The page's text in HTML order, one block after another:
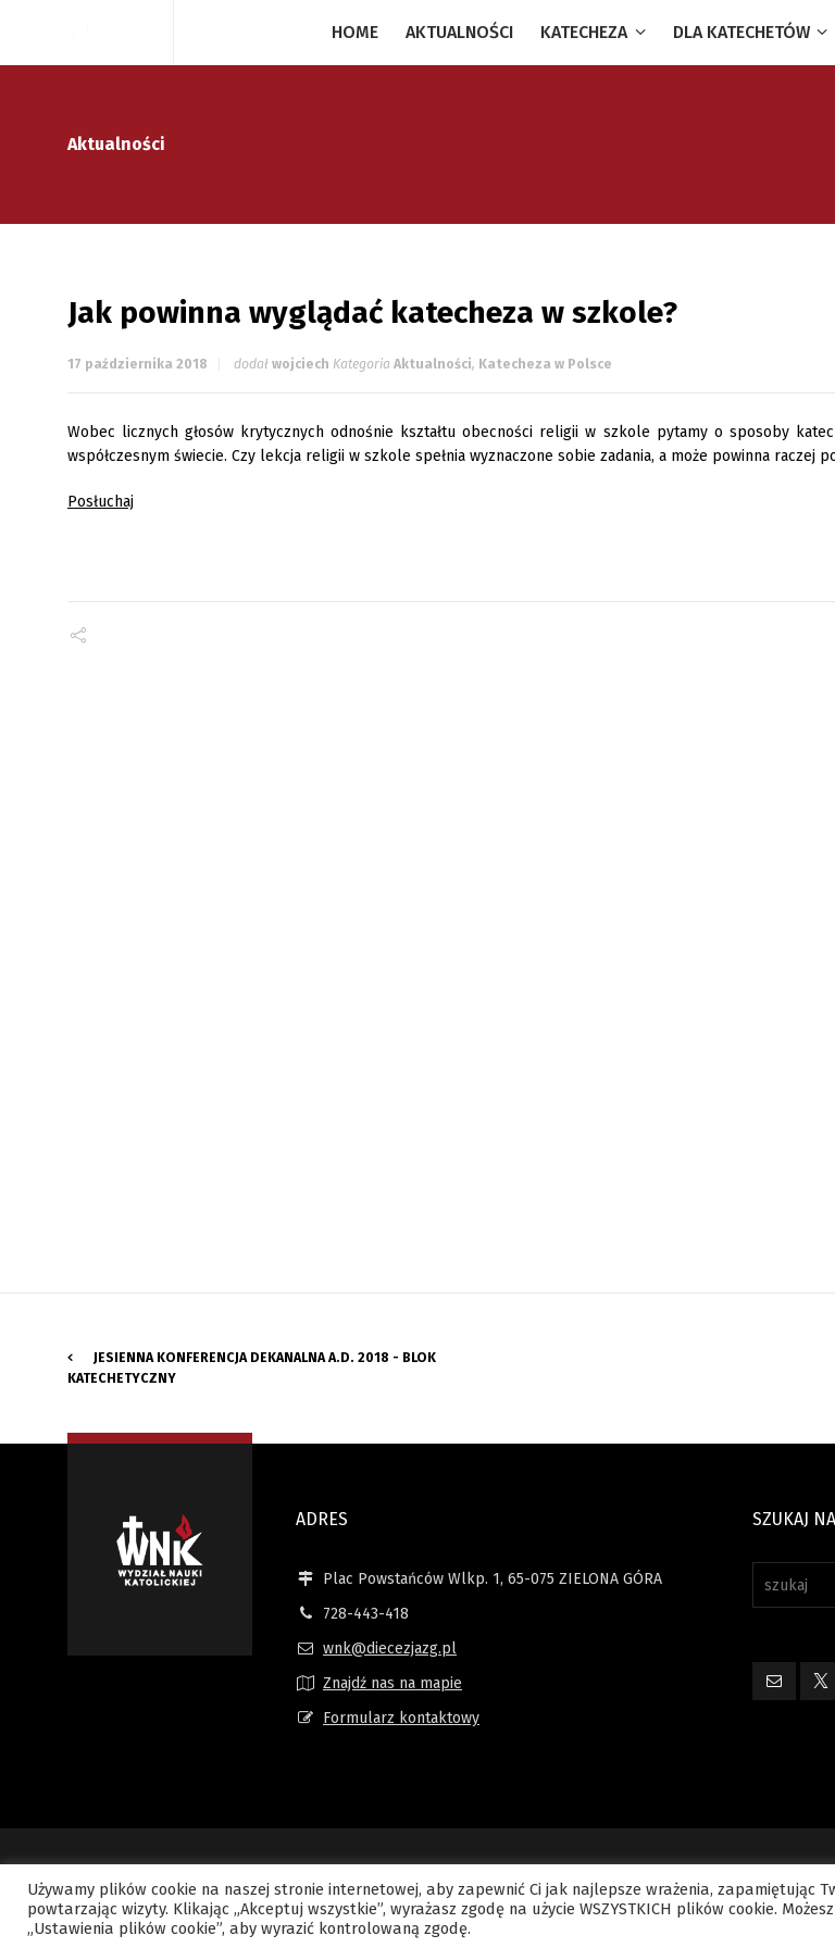
HOME AKTUALNOŚCI KATECHEZA DLA KATECHETÓW
Aktualności
Jak powinna wyglądać katecheza w szkole?
17 października 2018 dodał wojciech Kategoria Aktualności, Katecheza w Polsce
Wobec licznych głosów krytycznych odnośnie kształtu obecności religii w szkole pytamy o sposoby
współczesnym świecie. Czy lekcja religii w szkole spełnia wyznaczone sobie zadania, a może powinna raczej
Posłuchaj
JESIENNA KONFERENCJA DEKANALNA A.D. 2018 - BLOK
KATECHETYCZNY
ADRES
Plac Powstańców Wlkp. 1, 65-075 ZIELONA GÓRA
728-443-418
wnk@diecezjazg.pl
Znajdź nas na mapie
Formularz kontaktowy
SZUKAJ
Copyright © 2015 WYDZIAŁ NAUKI KATOLICKIEJ - Kuria Diecezjalna. Wszelkie prawa zastrzeżone. Polityka prywatności
Używamy plików cookie na naszej stronie internetowej, aby zapewnić Ci jak najlepsze wrażenia, zapamiętując
powtarzając wizyty. Klikając „Akceptuj wszystkie”, wyrażasz zgodę na użycie WSZYSTKICH plików cookie.
„Ustawienia plików cookie”, aby wyrazić kontrolowaną zgodę.